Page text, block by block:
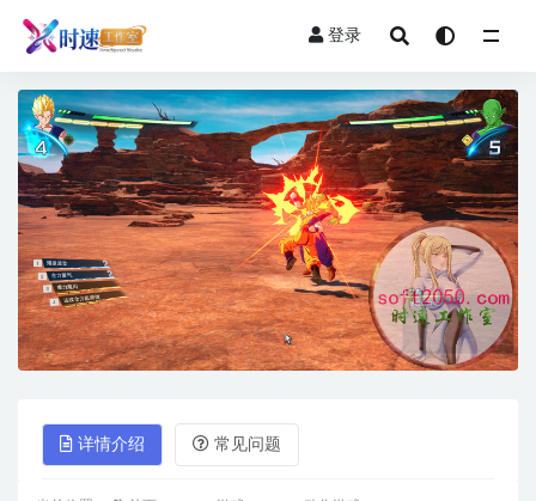
登录
详情介绍 常见问题